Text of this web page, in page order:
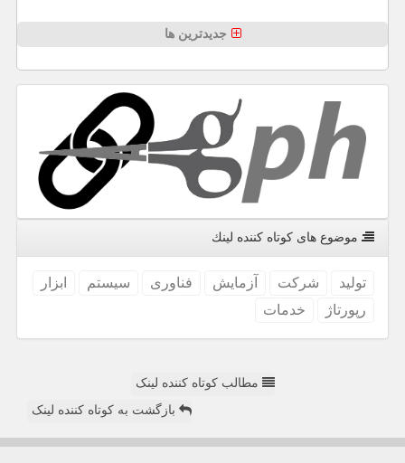
جدیدترین ها
موضوع های كوتاه كننده لینك
تولید شركت آزمایش فناوری سیستم
ابزار
رپورتاژ
خدمات
مطالب کوتاه کننده لینک
بازگشت به کوتاه کننده لینک